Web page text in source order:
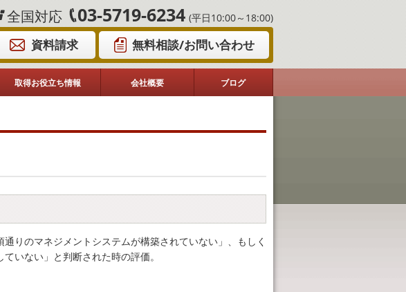
全国対応 03-5719-6234 (平日10:00～18:00)
資料請求 無料相談/お問い合わせ
取得お役立ち情報 会社概要 ブログ
りのマネジメントシステムが構築されていない」、もしく
いない」と判断された時の評価。